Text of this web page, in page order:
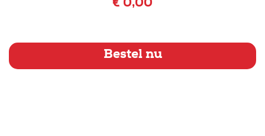
€ 0,00
Bestel nu